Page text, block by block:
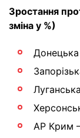
Зростання
зміна у %)
АР Крим